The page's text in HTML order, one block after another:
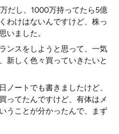
だし、1000万持ってたら5億
わけはないんですけど、株っ
いました。
ンスをしようと思って、一気
新しく色々買っていきたいと
ノートでも書きましたけど、
ってたんですけど、有体はメ
うことが分かったんで、まず